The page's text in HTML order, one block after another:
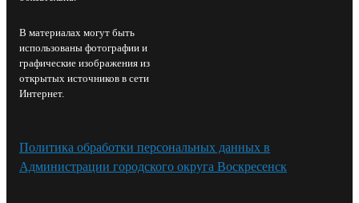
В материалах могут быть
использованы фотографии и
графические изображения из
открытых источников в сети
Интернет.
Политика обработки персональных данных в
Администрации городского округа Воскресенск